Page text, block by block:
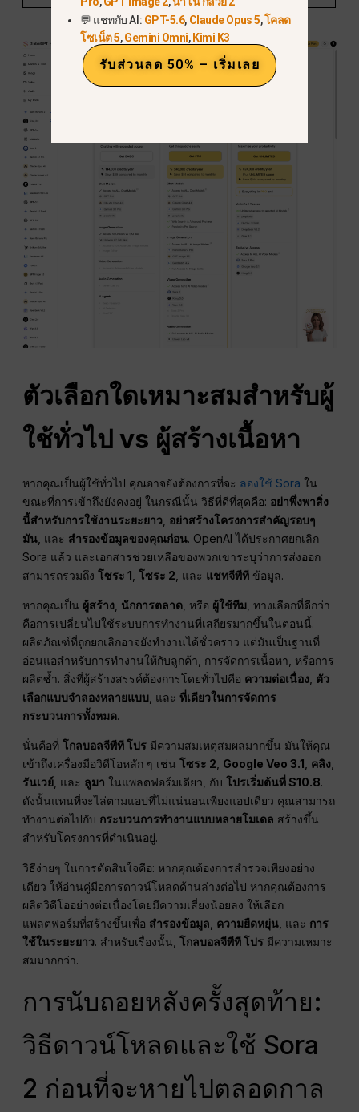
ตัวเลือกใดเหมาะสมสำหรับผู้
ใช้ทั่วไป vs ผู้สร้างเนื้อหา
หากคุณเป็นผู้ใช้ทั่วไป คุณอาจยังต้องการที่จะ ลองใช้ Sora ใน
ขณะที่การเข้าถึงยังคงอยู่ ในกรณีนั้น วิธีที่ดีที่สุดคือ: อย่าพึ่งพาสิ่ง
นี้สำหรับการใช้งานระยะยาว อย่าสร้างโครงการสำคัญรอบๆ
มัน , และ สำรองข้อมูลของคุณก่อน. OpenAI ได้ประกาศยกเลิก
Sora แล้ว และเอกสารช่วยเหลือของพวกเขาระบุว่าการส่งออก
สามารถรวมถึงโซระ 1 ,โซระ 2 , และ แชทจีพีที ข้อมูล.
หากคุณเป็น ผู้สร้าง นักการตลาด , หรือ ผู้ใช้ทีม , ทางเลือกที่ดีกว่า
คือการเปลี่ยนไปใช้ระบบการทำงานที่เสถียรมากขึ้นในตอนนี้.
ผลิตภัณฑ์ที่ถูกยกเลิกอาจยังทำงานได้ชั่วคราว แต่มันเป็นฐานที่
อ่อนแอสำหรับการทำงานให้กับลูกค้า, การจัดการเนื้อหา, หรือการ
ผลิตซ้ำ. สิ่งที่ผู้สร้างสรรค์ต้องการโดยทั่วไปคือ ความต่อเนื่อง ตัว
เลือกแบบจำลองหลายแบบ , และที่เดียวในการจัดการ
กระบวนการทั้งหมด.
นั่นคือที่โกลบอลจีพีที โปร มีความสมเหตุสมผลมากขึ้น มันให้คุณ
เข้าถึงเครื่องมือวิดีโอหลัก ๆ เช่นโซระ 2 Google Veo 3.1 คลิง
รันเวย์ , และ ลูมา ในแพลตฟอร์มเดียว, กับโปรเริ่มต้นที่ $10.8.
ดังนั้นแทนที่จะไล่ตามแอปที่ไม่แน่นอนเพียงแอปเดียว คุณสามารถ
ทำงานต่อไปกับ กระบวนการทำงานแบบหลายโมเดล สร้างขึ้น
สำหรับโครงการที่ดำเนินอยู่.
วิธีง่ายๆ ในการตัดสินใจคือ: หากคุณต้องการสำรวจเพียงอย่าง
เดียว ให้อ่านคู่มือการดาวน์โหลดด้านล่างต่อไป หากคุณต้องการ
ผลิตวิดีโออย่างต่อเนื่องโดยมีความเสี่ยงน้อยลง ให้เลือก
แพลตฟอร์มที่สร้างขึ้นเพื่อ สำรองข้อมูล ความยืดหยุ่น , และ การ
ใช้ในระยะยาว. สำหรับเรื่องนั้น,โกลบอลจีพีที โปร มีความเหมาะ
สมมากกว่า.
การนับถอยหลังครั้งสุดท้าย:
วิธีดาวน์โหลดและใช้ Sora
2 ก่อนที่จะหายไปตลอดกาล
💬 แชทกับ AI: GPT-5.6, Claude Opus 5,โคลด
โซเน็ต 5,Gemini Omni,Kimi K3
รับส่วนลด 50% – เริ่มเลย